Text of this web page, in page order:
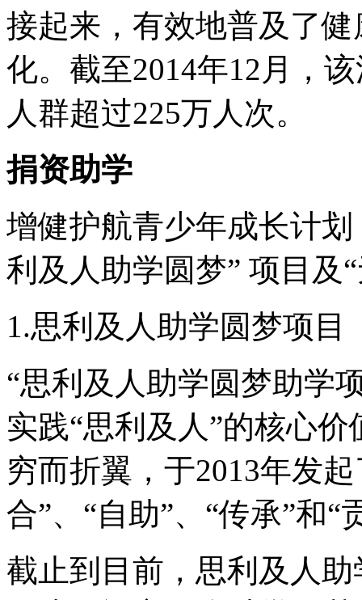
接起来，有效地普及了
化。截至2014年12月，
人群超过225万人次。
捐资助学
增健护航青少年成长计
利及人助学圆梦” 项目及
1.思利及人助学圆梦项目
“思利及人助学圆梦助学
实践“思利及人”的核心
穷而折翼，于2013年发
合”、“自助”、“传承”和
截止到目前，思利及人